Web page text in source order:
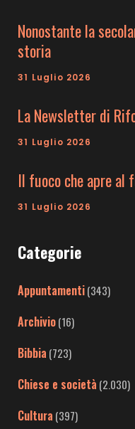
Nonostante la
storia
31 Luglio 2026
La Newsletter di
31 Luglio 2026
Il fuoco che apre al
31 Luglio 2026
Categorie
Appuntamenti(343)
Archivio(16)
Bibbia (723)
Chiese e società (2.030)
Cultura (397)